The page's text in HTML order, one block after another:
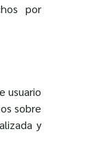
por
usuario
sobre
y